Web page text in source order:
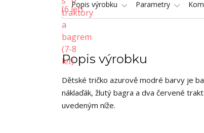
Popis výrobku Parametry
Popis výrobku
Dětské tričko azurově modré barvy je
náklaďák, žlutý bagra a dva červené
uvedeným níže.